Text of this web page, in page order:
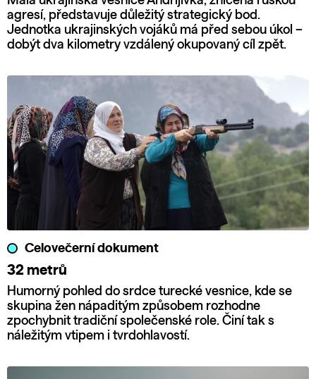
agresí, představuje důležitý strategický bod.
Jednotka ukrajinských vojáků má před sebou úkol –
dobýt dva kilometry vzdálený okupovaný cíl zpět.
Celovečerní dokument
32 metrů
Humorný pohled do srdce turecké vesnice, kde se
skupina žen nápaditým způsobem rozhodne
zpochybnit tradiční společenské role. Činí tak s
náležitým vtipem i tvrdohlavostí.